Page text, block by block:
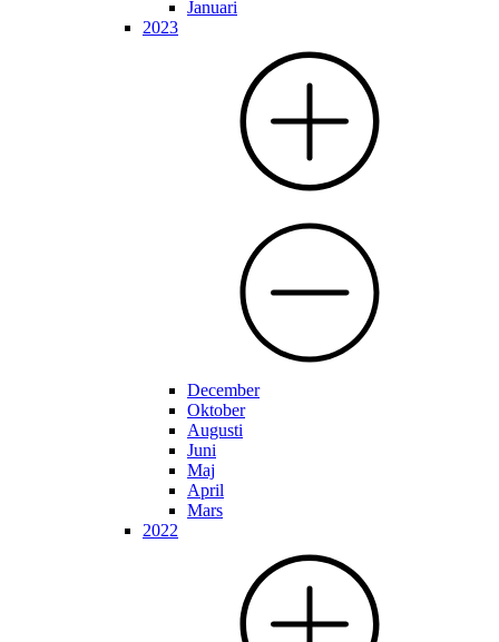
Januari
2023
December
Oktober
Augusti
Juni
Maj
April
Mars
2022